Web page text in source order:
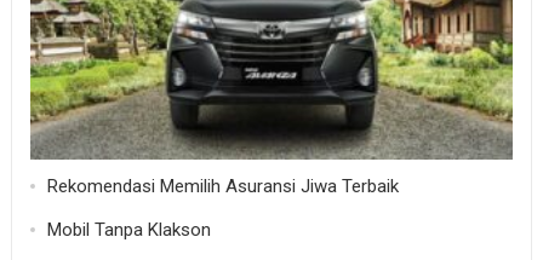
Rekomendasi Memilih Asuransi Jiwa Terbaik
Mobil Tanpa Klakson